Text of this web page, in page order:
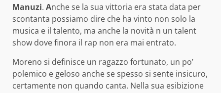
Manuzi. Anche se la sua vittoria era stata data per
scontanta possiamo dire che ha vinto non solo la
musica e il talento, ma anche la novità n un talent
show dove finora il rap non era mai entrato.
Moreno si definisce un ragazzo fortunato, un po’
polemico e geloso anche se spesso si sente insicuro,
certamente non quando canta. Nella sua esibizione